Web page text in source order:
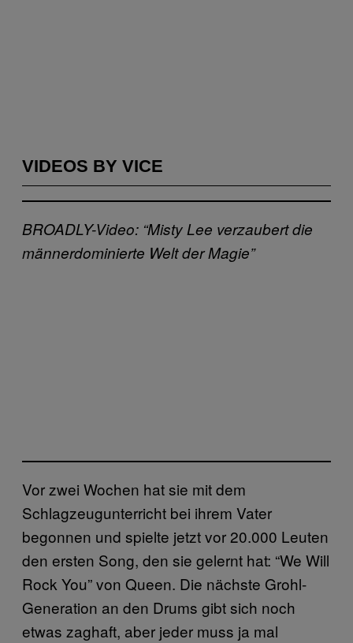
VIDEOS BY VICE
BROADLY-Video: “Misty Lee verzaubert die
männerdominierte Welt der Magie”
Vor zwei Wochen hat sie mit dem
Schlagzeugunterricht bei ihrem Vater
begonnen und spielte jetzt vor 20.000 Leuten
den ersten Song, den sie gelernt hat: “We Will
Rock You” von Queen. Die nächste Grohl-
Generation an den Drums gibt sich noch
etwas zaghaft, aber jeder muss ja mal